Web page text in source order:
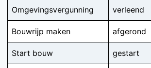
Omgevingsvergunning verleend
Bouwrijp maken afgerond
Start bouw gestart